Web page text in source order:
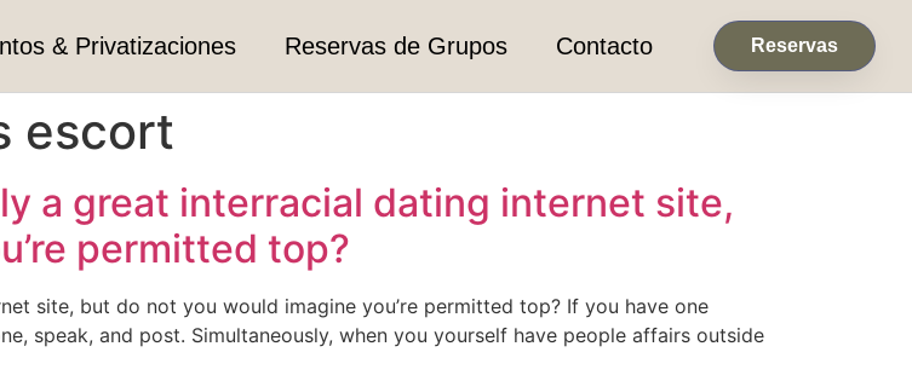
& Privatizaciones Reservas de Grupos Contacto Reservas
escort
a great interracial dating internet site,
permitted top?
site, but do not you would imagine you’re permitted top? If you have one
speak, and post. Simultaneously, when you yourself have people affairs outside